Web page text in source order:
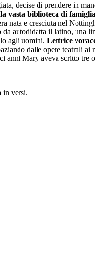
decise di prendere in
vasta biblioteca di
nata e cresciuta nel
da autodidatta il latino, una
agli uomini. Lettrice
dalle opere teatrali ai
anni Mary aveva scritto tre
in versi.